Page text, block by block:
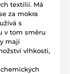
textilií. Má
za mokra
s
v tom směru
mají
vlhkosti,